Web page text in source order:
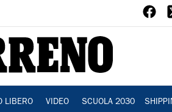
LIBERO VIDEO SCUOLA 2030